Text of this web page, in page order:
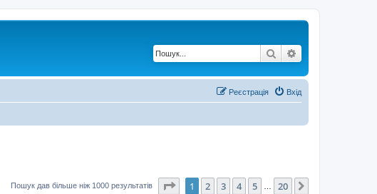
Пошук
Вхід
Реєстрація
Пошук дав більше ніж 1000 результатів Сторінка 1з 20
1 2 3 4 5 20